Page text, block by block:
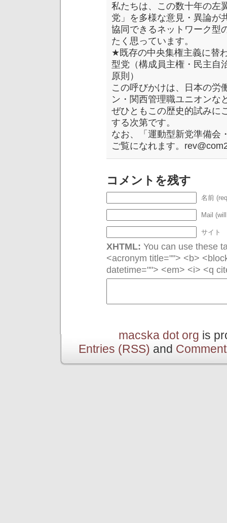
私たちは、この数十年の左
党」を多様な意見・異論が
協同できるネットワーク型
たく思っています。
★既存の中央集権主義に替
型党（構成員主権・民主自
原則）
この呼びかけは、日本の労
ン・関西管理職ユニオンな
ぜひともこの歴史的試みに
する次第です。
なお、「運動型新党準備会
ご覧になれます。
コメントを残す
名前
Mail
サイト
XHTML: You can use these
<acronym title=""> <b>
datetime=""> <em> <i> <q
macska dot org is
Entries (RSS) and